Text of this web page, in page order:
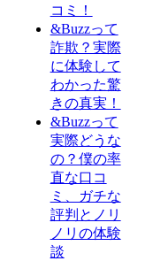
コミ！
&Buzzって
詐欺？実際
に体験して
わかった驚
きの真実！
&Buzzって
実際どうな
の？僕の率
直な口コ
ミ、ガチな
評判とノリ
ノリの体験
談